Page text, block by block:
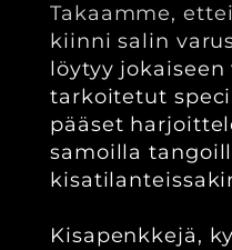
Takaamme,
kiinni salin
löytyy
tarkoitetut
pääset
samoilla
Kisapenkkejä,